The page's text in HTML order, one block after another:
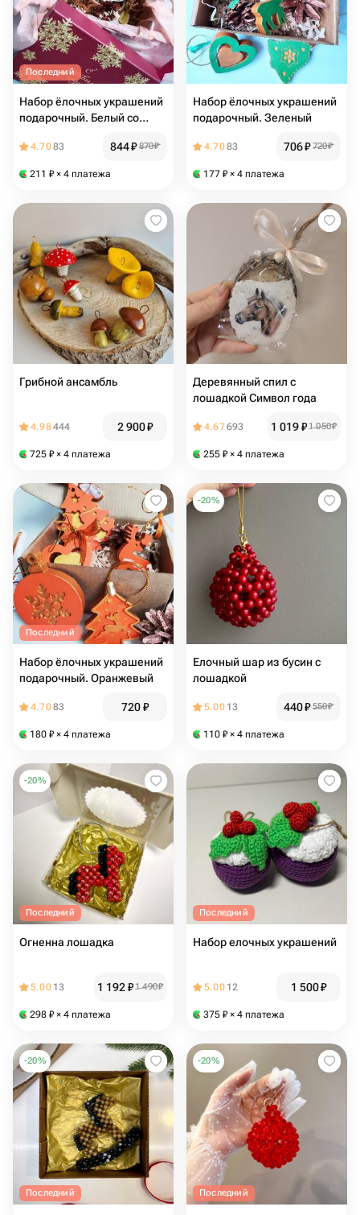
Последний
Набор ёлочных украшений
подарочный. Белый со
4.7083 844₽ 870₽
211 ₽ × 4 платежа
Набор ёлочных украшений
подарочный. Зеленый
4.7083 706₽ 720₽
177 ₽ × 4 платежа
Грибной ансамбль
4.98444 2 900₽
725 ₽ × 4 платежа
Деревянный спил с
лошадкой Символ года
4.67693 1 019₽1 050₽
255 ₽ × 4 платежа
Последний
Набор ёлочных украшений
подарочный. Оранжевый
4.7083 720₽
180 ₽ × 4 платежа
-20%
Елочный шар из бусин с
лошадкой
5.00 13 440₽ 550₽
110 ₽ × 4 платежа
-20%
Последний
Огненна лошадка
5.00 13 1 192₽1 490₽
298 ₽ × 4 платежа
Последний
Набор елочных украшений
5.00 12 1 500₽
375 ₽ × 4 платежа
-20%
Последний
-20%
Последний